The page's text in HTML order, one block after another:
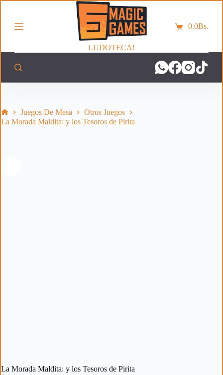
r
c
n
LUDOTECA!
Carro0.0Bs.
InicioJuegos De Mesa
Otros Juegos
La Morada Maldita: y los Tesoros de Pirita
La Morada Maldita: y los Tesoros de Pirita